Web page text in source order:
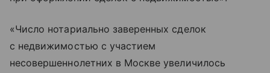
«Число нотариально заверенных сделок
с недвижимостью с участием
несовершеннолетних в Москве увеличилось